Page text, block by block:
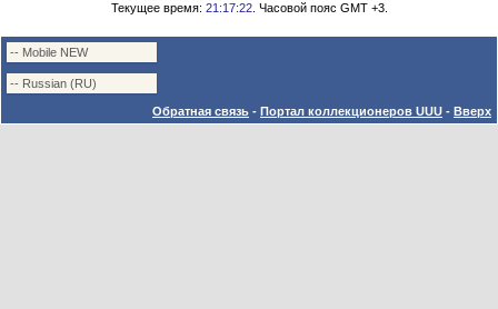
Текущее время: 21:17:22. Часовой пояс GMT +3.
Обратная связь - Портал коллекционеров UUU - Вверх